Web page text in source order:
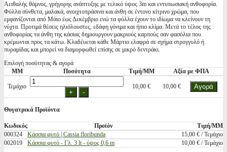
Αειθαλής θάμνος, γρήγορης ανάπτυξης με τελικό ύψος 3m και εντυπωσιακή ανθοφορία.
Φύλλα σύνθετα, μαλακά, ανοιχτοπράσινα και άνθη σε έντονο κίτρινο χρώμα, που
εμφανίζονται από Μάιο έως Δεκέμβριο ενώ τα φύλλα έχουν το ιδίωμα να κλείνουν τη
νύχτα. Προτιμά θέσεις ηλιόλουστες, εδάφη γόνιμα και ήπιο κλίμα. Μετά το τέλος της
ανθοφορίας τα άνθη της κάσιας δημιουργουν μακριούς καρπούς σαν φασόλια που
κρέμωνται προς τα κάτω. Κλαδέυεται κάθε Μάρτιο ελαφρά σε σχήμα στρογγυλό ή
πυραμίδας και μπορεί να διαμορφωθεί επίσης σε μικρό δεντράκι.
Επιλογή ποσότητας & αγορά
ΜΜ
Ποσότητα Τιμή/ΜΜ Αξία με ΦΠΑ
Τεμάχιο 10,00 € 10,00 €
Θυγατρικά Προϊόντα
Κωδικός Προϊόν
Τιμή/ΜΜ
000324
Κάσσια φυτό | Cassia floribunda
15,00 € / Τεμάχιο
002019
Κάσσια φυτό - Γλ. 3 lt - ύψος 0,6 m 10,00 € / Τεμάχιο